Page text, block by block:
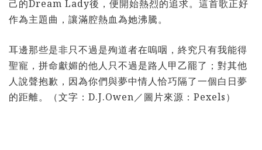
己的Dream Lady後，便開始熱烈的追求。這首歌正好
作為主題曲，讓滿腔熱血為她沸騰。
耳邊那些是非只不過是殉道者在嗚咽，終究只有我能得
聖寵，拼命獻媚的他人只不過是路人甲乙罷了；對其他
人說聲抱歉，因為你們與夢中情人恰巧隔了一個白日夢
的距離。（文字：D.J.Owen／圖片來源：Pexels）